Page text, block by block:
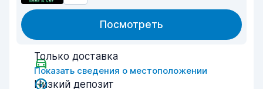
Посмотреть
Только доставка
Показать сведения о местоположении
Низкий депозит